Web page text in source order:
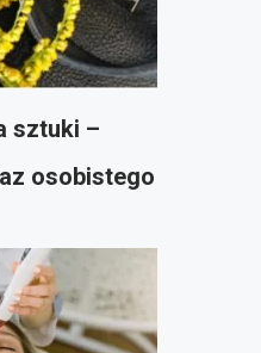
sztuki –
osobistego